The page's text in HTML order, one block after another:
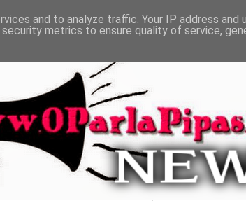
and to analyze traffic. Your IP address and
metrics to ensure quality of service,